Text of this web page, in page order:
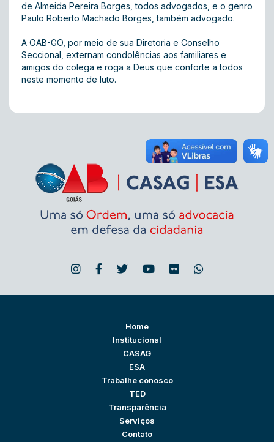
de Almeida Pereira Borges, todos advogados, e o genro
Paulo Roberto Machado Borges, também advogado.
A OAB-GO, por meio de sua Diretoria e Conselho
Seccional, externam condolências aos familiares e
amigos do colega e roga a Deus que conforte a todos
neste momento de luto.
Home
Institucional
CASAG
ESA
Trabalhe conosco
TED
Transparência
Serviços
Contato